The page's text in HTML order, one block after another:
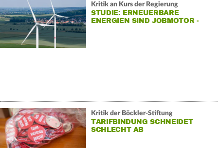
Kritik an Kurs der Regierung
STUDIE: ERNEUERBARE
ENERGIEN SIND JOBMOTOR -
Kritik der Böckler-Stiftung
TARIFBINDUNG SCHNEIDET
SCHLECHT AB